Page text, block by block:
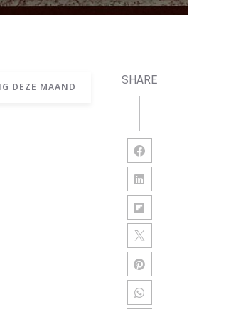
SHARE
DEZE MAAND